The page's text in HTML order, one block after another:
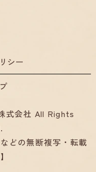
シー
式会社 All Rights
どの無断複写・転載